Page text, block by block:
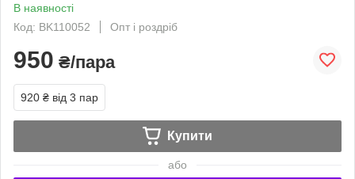
В наявності
Код: BK110052
Опт і роздріб
950 ₴/пара
920 ₴ від 3 пар
Купити
або